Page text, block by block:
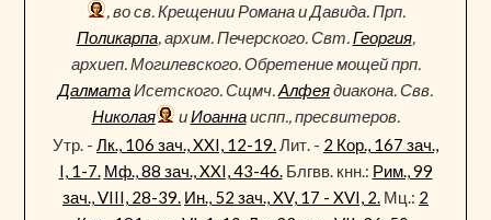
, во св. Крещении Романа и Давида. Прп.
Поликарпа, архим. Печерского. Свт.Георгия,
архиеп. Могилевского. Обретение мощей прп.
ДалматаИсетского. Сщмч.Алфеядиакона. Свв.
Николая
иИоаннаиспп., пресвитеров.
Утр. - Лк., 106 зач., XXI, 12-19.Лит. - 2 Кор., 167 зач.,
I, 1-7. Мф., 88 зач., XXI, 43-46.Блгвв. кнн.: Рим., 99
зач., VIII, 28-39. Ин., 52 зач., XV, 17 - XVI, 2. Мц.: 2